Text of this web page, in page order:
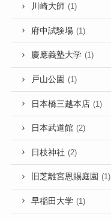
川崎大師 (1)
府中試験場 (1)
慶應義塾大学 (1)
戸山公園 (1)
日本橋三越本店 (1)
日本武道館 (2)
日枝神社 (2)
旧芝離宮恩賜庭園 (1)
早稲田大学 (1)